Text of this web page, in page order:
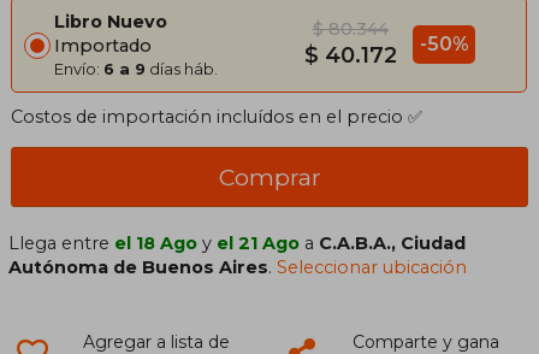
Libro Nuevo
Importado
Envío: 6 a 9 días háb.
$ 80.344
$ 40.172 -50%
Costos de importación incluídos en el precio ✅
Comprar
Llega entre el 18 Ago y el 21 Ago a C.A.B.A., Ciudad
Autónoma de Buenos Aires.Seleccionar ubicación
Agregar a lista de
Comparte y gana